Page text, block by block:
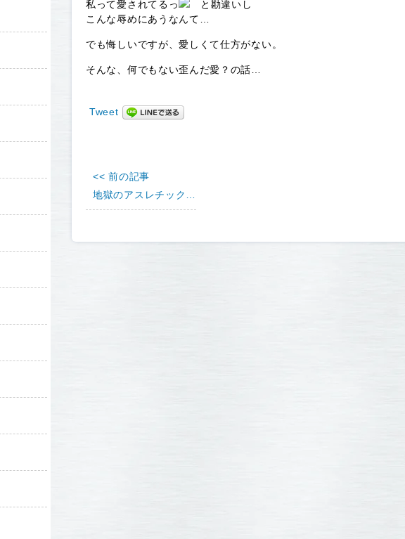
私って愛されてるっ
と勘違いし
こんな辱めにあうなんて…
でも悔しいですが、愛しくて仕方がない。
そんな、何でもない歪んだ愛？の話…
Tweet
<< 前の記事
地獄のアスレチック…